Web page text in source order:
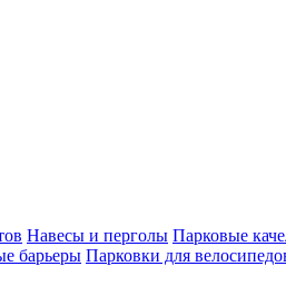
Навесы и перголы Парковые
барьеры Парковки для